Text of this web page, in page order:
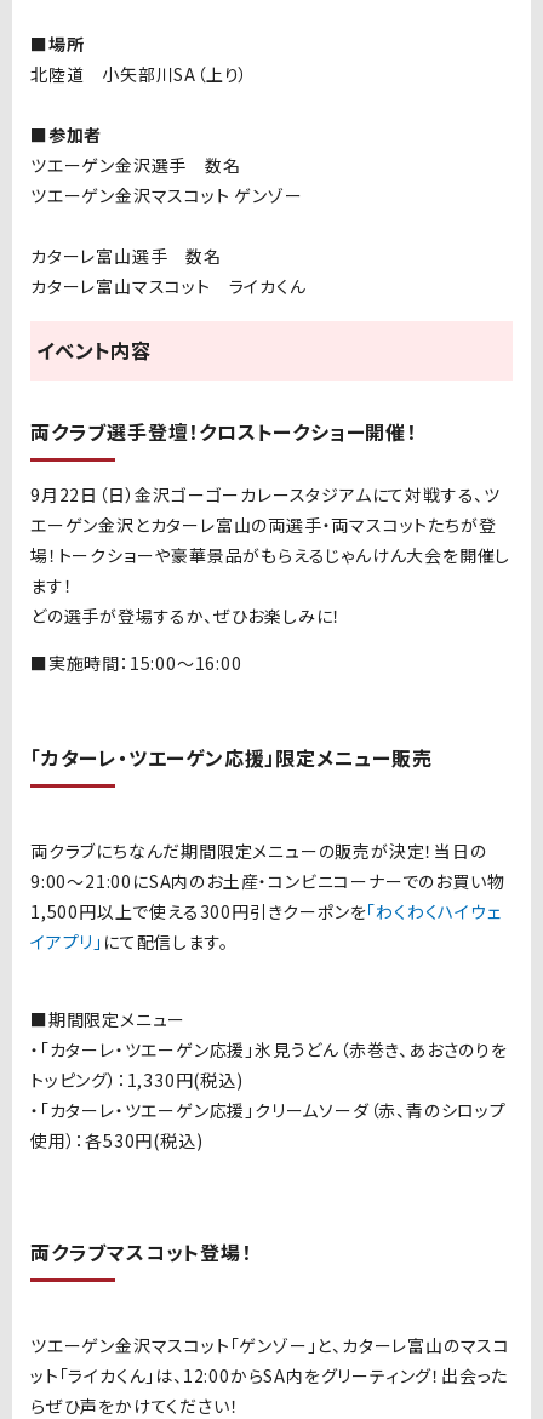
■場所
北陸道 小矢部川SA （上り）
■参加者
ツエーゲン金沢選手 数名
ツエーゲン金沢マスコット ゲンゾー
カターレ富山選手 数名
カターレ富山マスコット ライカくん
イベント内容
両クラブ選手登壇！クロストークショー開催！
9月 22 日（日）金沢ゴーゴーカレースタジアムにて対戦する、ツ
エーゲン金沢とカターレ富山の両選手・両マスコットたちが登
場！トークショーや豪華景品がもらえるじゃんけん大会を開催し
ます！
どの選手が登場するか、ぜひお楽しみに！
■実施時間：15:00〜16:00
「カターレ・ツエーゲン応援」限定メニュー販売
両クラブにちなんだ期間限定メニューの販売が決定！当日の
9:00～21:00にSA内のお土産・コンビニコーナーでのお買い物
1,500円以上で使える300円引きクーポンを「わくわくハイウェ
イアプリ」 にて配信します。
■期間限定メニュー
・「カターレ・ツエーゲン応援」氷見うどん（赤巻き、あおさのりを
トッピング）：1,330円(税込)
・「カターレ・ツエーゲン応援」クリームソーダ（赤、青のシロップ
使用）：各530円(税込)
両クラブマスコット登場！
ツエーゲン金沢マスコット「ゲンゾー」と、カターレ富山のマスコ
ット「ライカくん」は、12:00からSA内をグリーティング！出会った
らぜひ声をかけてください！